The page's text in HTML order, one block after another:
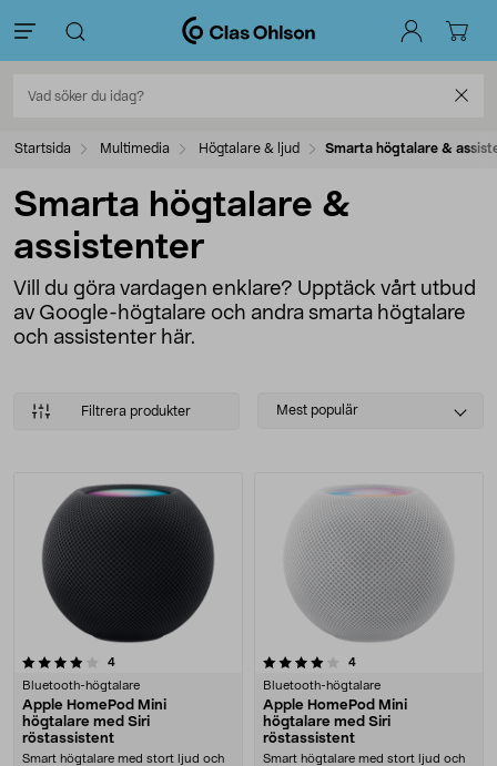
Startsida Multimedia Högtalare & ljud Smarta högtalare &
Smarta högtalare &
assistenter
Vill du göra vardagen enklare? Upptäck vårt utbud
av Google-högtalare och andra smarta högtalare
och assistenter här.
Filtrera produkter
Select
Mest populär
Produkter
4recensioner
Bluetooth-högtalare
Apple HomePod Mini
högtalare med Siri
röstassistent
Smart högtalare med stort ljud och
4.0 av 5 stjärnor 4recensioner
Bluetooth-högtalare
Apple HomePod Mini
högtalare med Siri
röstassistent
Smart högtalare med stort ljud och